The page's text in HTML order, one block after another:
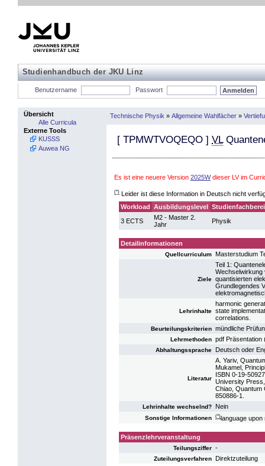
Studienhandbuch der JKU Linz
Benutzername Passwort
Übersicht
Alle Curricula
Externe Tools
KUSSS
Auwea NG
Technische Physik » Allgemeine Wahlfächer »
[ TPMWTVOQEQO ] VL
Es ist eine neuere Version 2025Wdieser LV im
(*) Leider ist diese Information in Deutsch nicht
Workload Ausbildungslevel
3 ECTS
M2 - Master 2.
Jahr
Physik
Detailinformationen
Quellcurriculum Masterstudium
Ziele
Teil 1:
Wechselwirkung
quantisierten
Grundlegendes
Lehrinhalte
harmonic
state
correlations.
Beurteilungskriterien mündliche
Lehrmethoden pdf Präsentation
Abhaltungssprache Deutsch oder
Literatur
A. Yariv,
Mukamel,
ISBN 0-19-
University
Chiao, Quantum
850886-1.
Lehrinhalte wechselnd? Nein
Sonstige Informationen (*)language
Präsenzlehrveranstaltung
Teilungsziffer -
Zuteilungsverfahren Direktzuteilung